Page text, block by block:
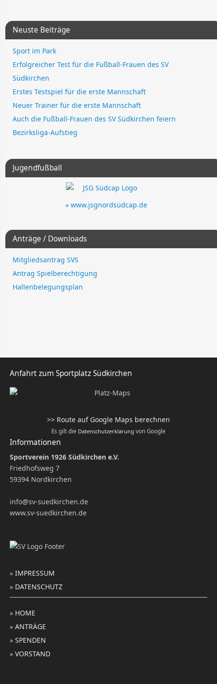
Neuste Beiträge
Sport im Park
Erfolgreicher Test für die Fußball-Frauen des SV
Südkirchen
Erstes Testspiel für die erste Mannschaft
Neuer Trainer für die erste Mannschaft
Auch die Fußball-Frauen des SV Südkirchen feiern
Bezirksliga-Aufstieg
Jugendfußball
» www.jsgnordsüdcap.de
Anträge / Downloads
Mitgliedsantrag SVS
Antrag Spielberechtigung
Hallenbelegungsplan
Anfahrt zum Sportplatz Südkirchen
>> Route auf Google Maps berechnen
Es gilt die Datenschutzerklärung von Google
Informationen
Sportverein 1926 Südkirchen e.V.
Friedhofsweg 7
59394 Nordkirchen
info@sv-suedkirchen.de
www.sv-suedkirchen.de
»IMPRESSUM
» DATENSCHUTZ
» HOME
»ANTRÄGE
»SPENDEN
»VORSTAND